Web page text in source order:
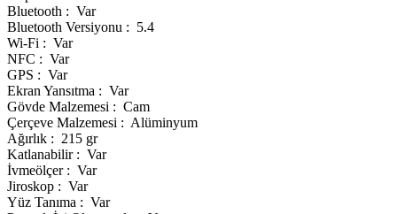
Bluetooth : Var
Bluetooth Versiyonu : 5.4
Wi-Fi : Var
NFC : Var
GPS : Var
Ekran Yansıtma : Var
Gövde Malzemesi : Cam
Çerçeve Malzemesi : Alüminyum
Ağırlık : 215 gr
Katlanabilir : Var
İvmeölçer : Var
Jiroskop : Var
Yüz Tanıma : Var